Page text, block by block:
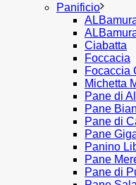
Panificio
Ciabatta
Foccacia
Focaccia
Michetta
Pane di
Pane
Pane di
Pane
Panino
Pane
Pane di